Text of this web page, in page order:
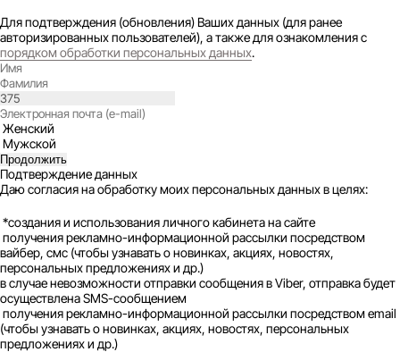
Для подтверждения (обновления) Ваших данных (для ранее
авторизированных пользователей), а также для ознакомления с
порядком обработки персональных данных.
Женский
Мужской
Продолжить
Подтверждение данных
Даю согласия на обработку моих персональных данных в целях:
*создания и использования личного кабинета на сайте
получения рекламно-информационной рассылки посредством
вайбер, смс (чтобы узнавать о новинках, акциях, новостях,
персональных предложениях и др.)
в случае невозможности отправки сообщения в Viber, отправка будет
осуществлена SMS-сообщением
получения рекламно-информационной рассылки посредством email
(чтобы узнавать о новинках, акциях, новостях, персональных
предложениях и др.)